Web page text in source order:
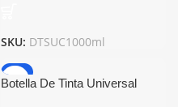
SKU: DTSUC1000ml
-7%
Botella De Tinta Universal